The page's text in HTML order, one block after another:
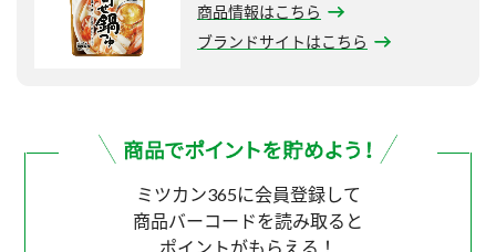
商品情報はこちら
ブランドサイトはこちら
ミツカン365に会員登録して
商品バーコードを読み取ると
ポイントがもらえる！